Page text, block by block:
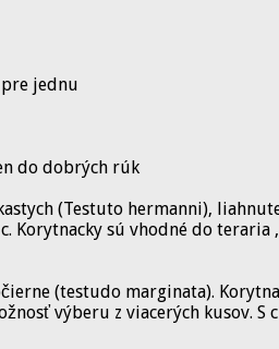
pre jednu
do dobrých rúk
(Testuto hermanni),
sú vhodné do teraria
(testudo marginata).
výberu z viacerých kusov.